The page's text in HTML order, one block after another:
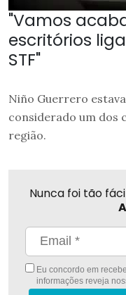
"Vamos
escritórios
STF"
Niño Guerrero
considerado um dos
região.
Nunca foi tão
Eu concordo em
informações reveja